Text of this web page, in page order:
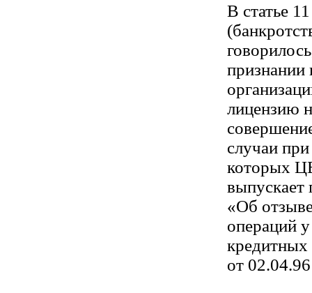
В статье
признании
лицензию
случаи
которых
выпускает
«Об
операций
от 02.04.96